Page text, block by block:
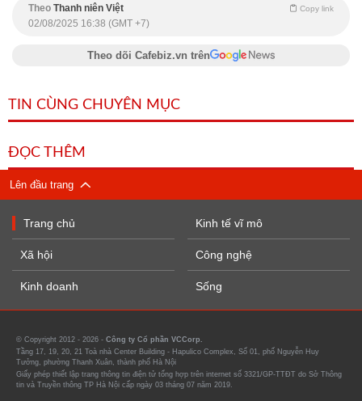
Theo Thanh niên Việt Copy link
02/08/2025 16:38 (GMT +7)
Theo dõi Cafebiz.vn trên
TIN CÙNG CHUYÊN MỤC
ĐỌC THÊM
Lên đầu trang
Trang chủ
Xã hội
Kinh doanh
Kinh tế vĩ mô
Công nghệ
Sống
© Copyright 2012 - 2026 - Công ty Cổ phần VCCorp.
Tầng 17, 19, 20, 21 Toà nhà Center Building - Hapulico Complex, Số 01, phố Nguyễn Huy
Tưởng, phường Thanh Xuân, thành phố Hà Nội
Giấy phép thiết lập trang thông tin điện tử tổng hợp trên internet số 3321/GP-TTĐT do Sở Thông
tin và Truyền thông TP Hà Nội cấp ngày 03 tháng 07 năm 2019.